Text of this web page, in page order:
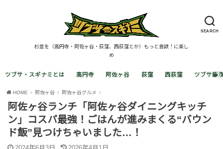
SEARCH
杉並を（高円寺・阿佐ヶ谷・荻窪、西荻窪とか）もっと貪欲！に楽し
め
ツブサ・スギナミとは 高円寺 阿佐ヶ谷 荻窪 西荻窪 ツブサ編
HOME 阿佐ヶ谷 阿佐ヶ谷グルメ
阿佐ヶ谷ランチ「阿佐ヶ谷ダイニングキッチ
ン」コスパ最強！ごはんが進みまくる“バウン
ド飯”見つけちゃいました…！